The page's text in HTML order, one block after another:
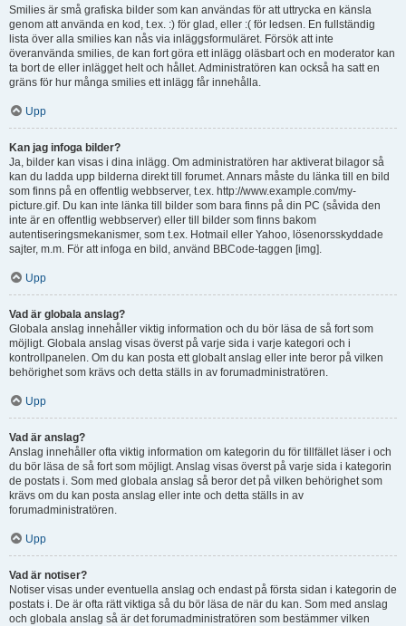
Smilies är små grafiska bilder som kan användas för att uttrycka en känsla
genom att använda en kod, t.ex. :) för glad, eller :( för ledsen. En fullständig
lista över alla smilies kan nås via inläggsformuläret. Försök att inte
överanvända smilies, de kan fort göra ett inlägg oläsbart och en moderator kan
ta bort de eller inlägget helt och hållet. Administratören kan också ha satt en
gräns för hur många smilies ett inlägg får innehålla.
Upp
Kan jag infoga bilder?
Ja, bilder kan visas i dina inlägg. Om administratören har aktiverat bilagor så
kan du ladda upp bilderna direkt till forumet. Annars måste du länka till en bild
som finns på en offentlig webbserver, t.ex. http://www.example.com/my-
picture.gif. Du kan inte länka till bilder som bara finns på din PC (såvida den
inte är en offentlig webbserver) eller till bilder som finns bakom
autentiseringsmekanismer, som t.ex. Hotmail eller Yahoo, lösenorsskyddade
sajter, m.m. För att infoga en bild, använd BBCode-taggen [img].
Upp
Vad är globala anslag?
Globala anslag innehåller viktig information och du bör läsa de så fort som
möjligt. Globala anslag visas överst på varje sida i varje kategori och i
kontrollpanelen. Om du kan posta ett globalt anslag eller inte beror på vilken
behörighet som krävs och detta ställs in av forumadministratören.
Upp
Vad är anslag?
Anslag innehåller ofta viktig information om kategorin du för tillfället läser i och
du bör läsa de så fort som möjligt. Anslag visas överst på varje sida i kategorin
de postats i. Som med globala anslag så beror det på vilken behörighet som
krävs om du kan posta anslag eller inte och detta ställs in av
forumadministratören.
Upp
Vad är notiser?
Notiser visas under eventuella anslag och endast på första sidan i kategorin de
postats i. De är ofta rätt viktiga så du bör läsa de när du kan. Som med anslag
och globala anslag så är det forumadministratören som bestämmer vilken